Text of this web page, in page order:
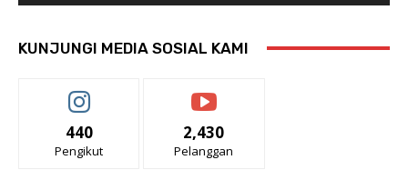
KUNJUNGI MEDIA SOSIAL KAMI
440
Pengikut
2,430
Pelanggan